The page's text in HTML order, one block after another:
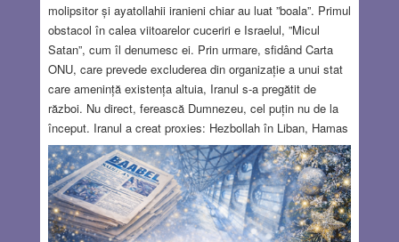
molipsitor și ayatollahii iranieni chiar au luat ”boala”. Primul
obstacol în calea viitoarelor cuceriri e Israelul, ”Micul
Satan”, cum îl denumesc ei. Prin urmare, sfidând Carta
ONU, care prevede excluderea din organizație a unui stat
care amenință existența altuia, Iranul s-a pregătit de
război. Nu direct, ferească Dumnezeu, cel puțin nu de la
început. Iranul a creat proxies: Hezbollah în Liban, Hamas
în Gaza, Huthi în Yemen și milițiile pro iraniene în Irak.
Acestea trebuiau să înceapă distrugerea statului evreu și
în funcție de rezultat, putea urma intervenția directă a
armatei iraniene. Și, între timp, pentru orice eventualitate,
Iranul trebuia să fie imunizat împotriva atacurilor din afară,